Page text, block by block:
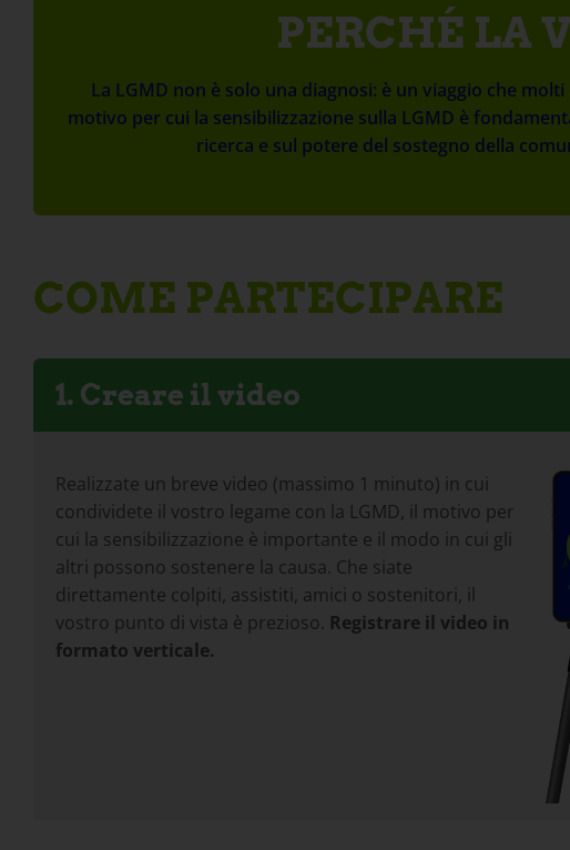
PERCHÉ LA
La LGMD non è solo una diagnosi: è un viaggio che
motivo per cui la sensibilizzazione sulla LGMD è
ricerca e sul potere del sostegno della
COME PARTECIPARE
1. Creare il video
Realizzate un breve video (massimo 1 minuto) in cui
condividete il vostro legame con la LGMD, il motivo per
cui la sensibilizzazione è importante e il modo in cui gli
altri possono sostenere la causa. Che siate
direttamente colpiti, assistiti, amici o sostenitori, il
vostro punto di vista è prezioso. Registrare il video in
formato verticale.